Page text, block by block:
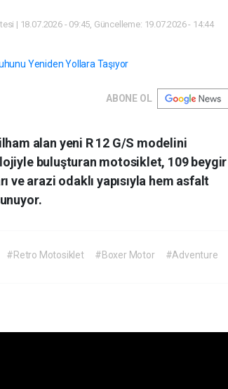
| 18.07.2026 - 09:45, Güncelleme: 19.07.2026 - 14:44
ABONE OL
alan yeni R 12 G/S modelini
buluşturan motosiklet, 109 beygir
arazi odaklı yapısıyla hem asfalt
#Retro Motosiklet #Boxer Motor
#Adventure